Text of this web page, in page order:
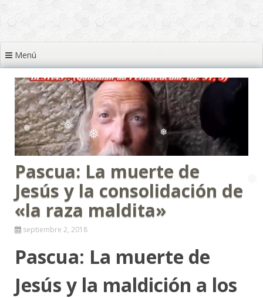
❅
❅
❅
❅
❅
❅
❅
❅ ❅
❅
❅
❅
Menú
Pascua: La muerte de
Jesús y la consolidación de
«la raza maldita»
septiembre 2, 2018
Pascua: La muerte de
Jesús y la maldición a los